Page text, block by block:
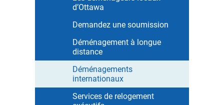
d’Ottawa
Demandez une soumission
Déménagement à longue
distance
Déménagements
internationaux
Services de relogement